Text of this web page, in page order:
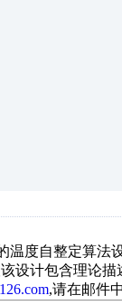
温度自整定算
设计包含理论
,请在邮件